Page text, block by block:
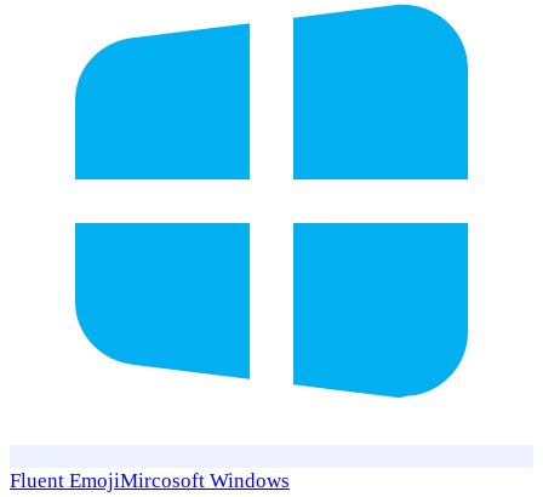
Fluent EmojiMircosoft Windows